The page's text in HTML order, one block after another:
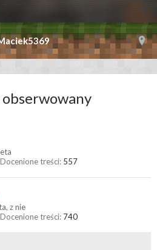
Docenione treści: 557
znie
Docenione treści: 740